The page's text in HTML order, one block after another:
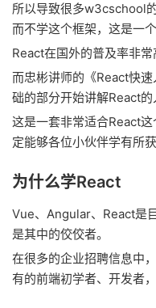
所以导致很多w3cschool
而不学这个框架，这是一
React在国外的普及率非常
而忠彬讲师的《React快
础的部分开始讲解React的
这是一套非常适合React
定能够各位小伙伴学有所获
为什么学React
Vue、Angular、React是
是其中的佼佼者。
在很多的企业招聘信息中
有的前端初学者、开发者